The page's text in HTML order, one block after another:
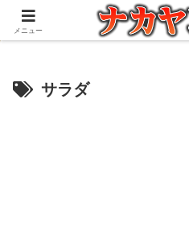
アウトドアとガジェット好きな
サラダ
メニュー